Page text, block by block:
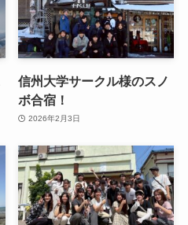
信州大学サークル様のスノ
ボ合宿！
2026年2月3日